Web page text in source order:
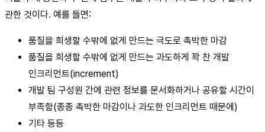
관한 것이다. 예를 들면:
품질을 희생할 수밖에 없게 만드는 극도로 촉박한 마감
품질을 희생할 수밖에 없게 만드는 과도하게 꽉 찬 개발
인크리먼트(increment)
개발 팀 구성원 간에 관련 정보를 문서화하거나 공유할 시간이
부족함(종종 촉박한 마감이나 과도한 인크리먼트 때문에)
기타 등등